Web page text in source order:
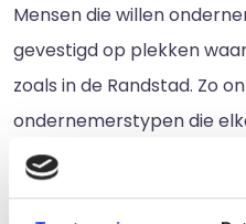
Mensen die willen
gevestigd op plekken
zoals in de Randstad. Zo
ondernemerstypen die
maken van de
De populariteit